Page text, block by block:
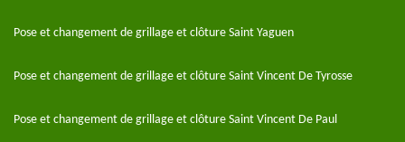
Pose et changement de grillage et clôture Saint Yaguen
Pose et changement de grillage et clôture Saint Vincent De Tyrosse
Pose et changement de grillage et clôture Saint Vincent De Paul